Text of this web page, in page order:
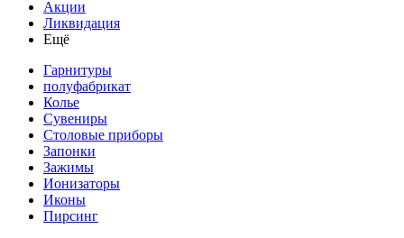
Акции
Ликвидация
Ещё
Гарнитуры
полуфабрикат
Колье
Сувениры
Столовые приборы
Запонки
Зажимы
Ионизаторы
Иконы
Пирсинг